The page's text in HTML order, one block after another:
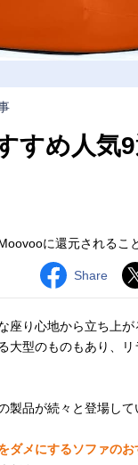
すめ人気
に還元されるこ
Share
座り心地から立ち上
型のものもあり、
品が続々と登場して
ダメにするソファの